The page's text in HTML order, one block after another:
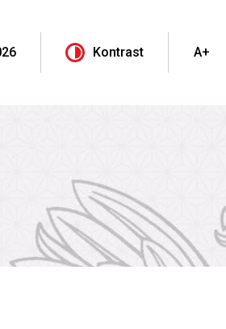
Kontrast A+